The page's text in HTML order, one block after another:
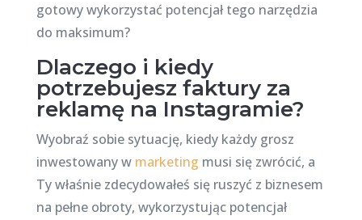
gotowy wykorzystać potencjał tego narzędzia
do maksimum?
Dlaczego i kiedy
potrzebujesz faktury za
reklamę na Instagramie?
Wyobraź sobie sytuację, kiedy każdy grosz
inwestowany w marketing musi się zwrócić, a
Ty właśnie zdecydowałeś się ruszyć z biznesem
na pełne obroty, wykorzystując potencjał